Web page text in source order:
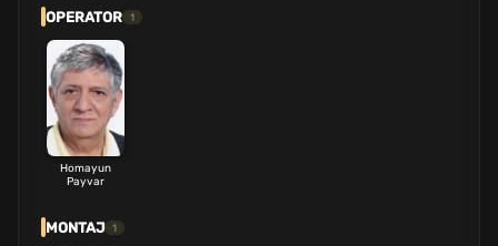
OPERATOR 1
Homayun
Payvar
MONTAJ 1